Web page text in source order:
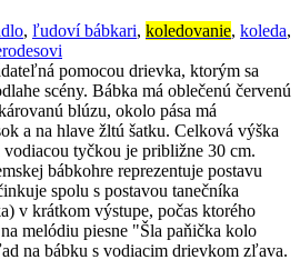
, ľudoví bábkari, koledovanie, koleda,
pomocou drievka, ktorým sa
scény. Bábka má oblečenú červenú
blúzu, okolo pása má
a na hlave žltú šatku. Celková výška
vodiacou tyčkou je približne 30 cm.
bábkohre reprezentuje postavu
spolu s postavou tanečníka
v krátkom výstupe, počas ktorého
melódiu piesne "Šla paňička kolo
na bábku s vodiacim drievkom zľava.